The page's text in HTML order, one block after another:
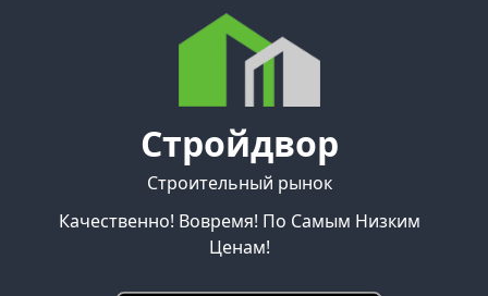
Стройдвор
Строительный рынок
Качественно! Вовремя! По Самым Низким
Ценам!